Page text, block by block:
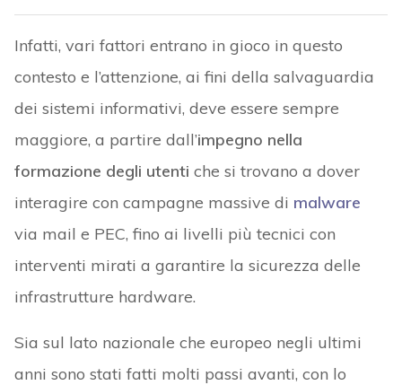
Infatti, vari fattori entrano in gioco in questo
contesto e l’attenzione, ai fini della salvaguardia
dei sistemi informativi, deve essere sempre
maggiore, a partire dall’impegno nella
formazione degli utenti che si trovano a dover
interagire con campagne massive di malware
via mail e PEC, fino ai livelli più tecnici con
interventi mirati a garantire la sicurezza delle
infrastrutture hardware.
Sia sul lato nazionale che europeo negli ultimi
anni sono stati fatti molti passi avanti, con lo